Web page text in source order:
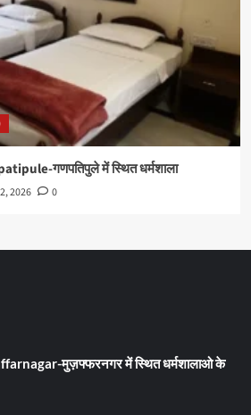
गणपतिपुले में स्थित धर्मशाला
2026 0
मुज़फ्फरनगर में स्थित धर्मशालाओ के